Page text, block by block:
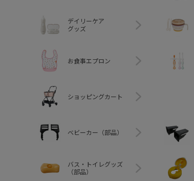
デイリーケア
グッズ
お食事エプロン
ショッピングカート
ベビーカー（部品）
バス・トイレグッズ
（部品）